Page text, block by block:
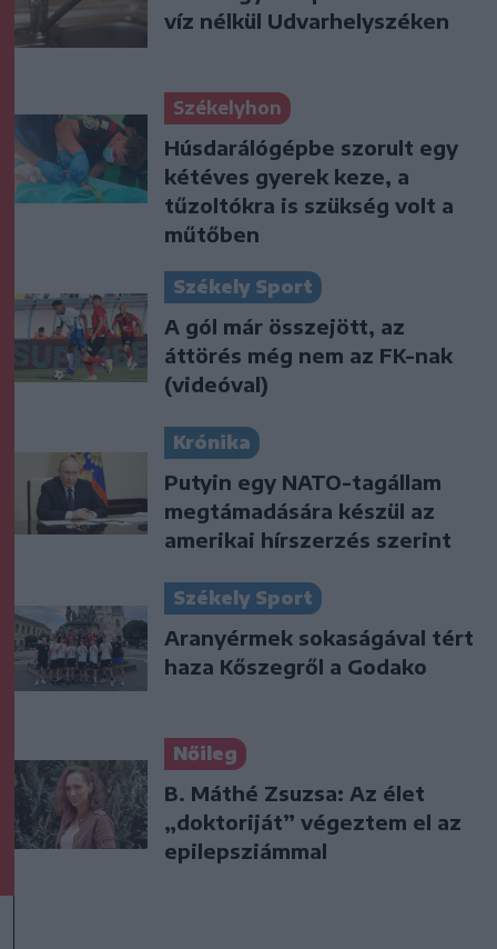
víz nélkül Udvarhelyszéken
Székelyhon
Húsdarálógépbe szorult egy
kétéves gyerek keze, a
tűzoltókra is szükség volt a
műtőben
Székely Sport
A gól már összejött, az
áttörés még nem az FK-nak
(videóval)
Krónika
Putyin egy NATO-tagállam
megtámadására készül az
amerikai hírszerzés szerint
Székely Sport
Aranyérmek sokaságával tért
haza Kőszegről a Godako
Nőileg
B. Máthé Zsuzsa: Az élet
„doktoriját” végeztem el az
epilepsziámmal